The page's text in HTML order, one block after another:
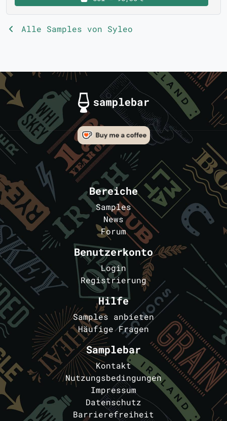
Alle Samples von Syleo
Bereiche
Samples
News
Forum
Benutzerkonto
Login
Registrierung
Hilfe
Samples anbieten
Häufige Fragen
Samplebar
Kontakt
Nutzungsbedingungen
Impressum
Datenschutz
Barrierefreiheit